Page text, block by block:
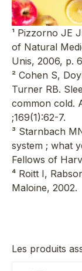
¹ Pizzorno JE
of Natural
Unis, 2006, p.
² Cohen S,
Turner RB.
common cold.
;169(1):62-7.
³ Starnbach
system ; what
Fellows of
⁴ Roitt I,
Maloine, 2002.
Les produits